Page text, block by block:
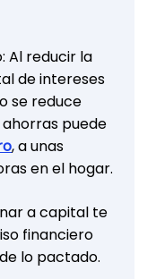
Al reducir la
de intereses
se reduce
puede
, a unas
en el hogar.
a capital te
financiero
lo pactado.